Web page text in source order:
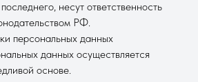
несут ответственность
РФ.
персональных данных
данных осуществляется
основе.